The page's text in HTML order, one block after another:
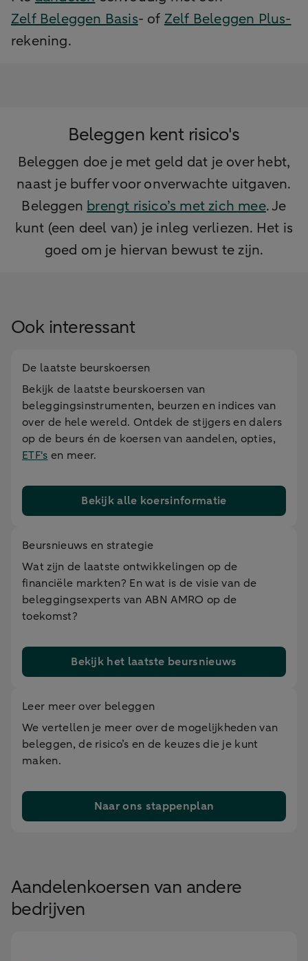
Zelf Beleggen Basis- of Zelf Beleggen Plus-
rekening.
Beleggen kent risico's
Beleggen doe je met geld dat je over hebt,
naast je buffer voor onverwachte uitgaven.
Beleggen brengt risico’s met zich mee. Je
kunt (een deel van) je inleg verliezen. Het is
goed om je hiervan bewust te zijn.
Ook interessant
De laatste beurskoersen
Bekijk de laatste beurskoersen van
beleggingsinstrumenten, beurzen en indices van
over de hele wereld. Ontdek de stijgers en dalers
op de beurs én de koersen van aandelen, opties,
ETF's en meer.
Bekijk alle koersinformatie
Beursnieuws en strategie
Wat zijn de laatste ontwikkelingen op de
financiële markten? En wat is de visie van de
beleggingsexperts van ABN AMRO op de
toekomst?
Bekijk het laatste beursnieuws
Leer meer over beleggen
We vertellen je meer over de mogelijkheden van
beleggen, de risico’s en de keuzes die je kunt
maken.
Naar ons stappenplan
Aandelenkoersen van andere
bedrijven